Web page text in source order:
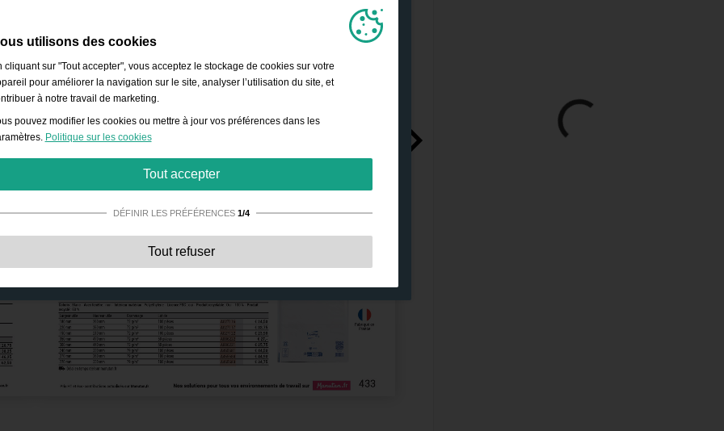
utilisons des cookies
cliquant sur "Tout accepter", vous acceptez le stockage de cookies sur votre
pour améliorer la navigation sur le site, analyser l’utilisation du site, et
à notre travail de marketing.
pouvez modifier les cookies ou mettre à jour vos préférences dans les
Politique sur les cookies
Tout accepter
DÉFINIR LES PRÉFÉRENCES 1/4
Ces cookies sont essentiels pour permettre des
Performances: Ces cookies nous permettent de compter les visites et les sources
de trafic ainsi que la façon dont il est utilisé. Cela nous permet d’améliorer les
performances. Toutes les informations sont regroupées et restent donc anonymes.
Fonctionnels:Ces cookies permettent au site d’offrir des fonctions avancées et
des options de personnalisation telles que le choix de la taille de police, etc.
Tout refuser